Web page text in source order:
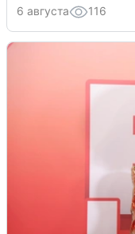
6 августа 116